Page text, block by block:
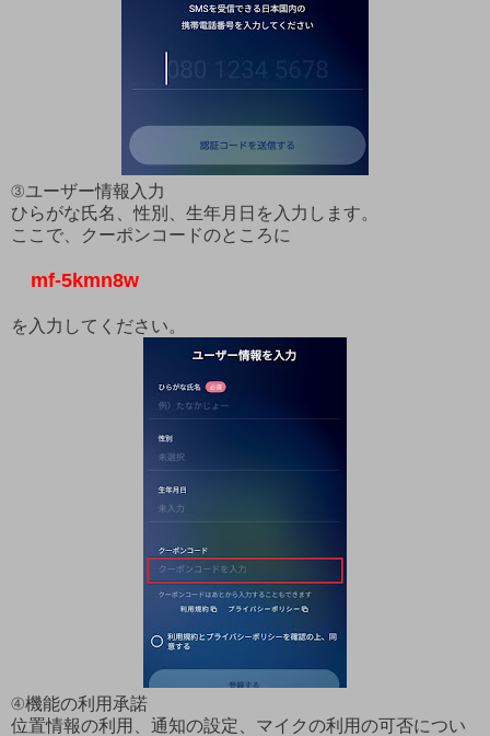
③ユーザー情報入力
ひらがな氏名、性別、生年月日を入力します。
ここで、クーポンコードのところに
mf-5kmn8w
を入力してください。
④機能の利用承諾
位置情報の利用、通知の設定、マイクの利用の可否につい